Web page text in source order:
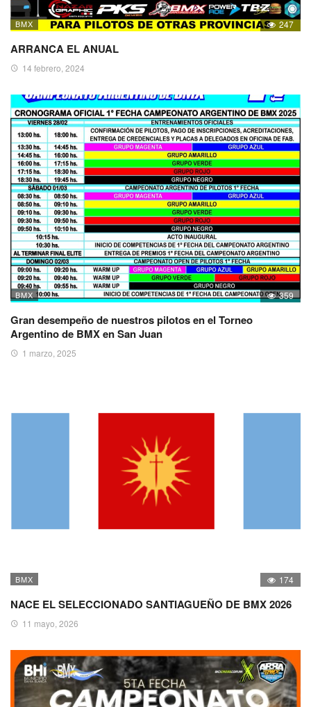
BMX 247
ARRANCA EL ANUAL
14 febrero, 2024
BMX 359
Gran desempeño de nuestros pilotos en el Torneo
Argentino de BMX en San Juan
1 marzo, 2025
BMX 174
NACE EL SELECCIONADO SANTIAGUEÑO DE BMX 2026
11 mayo, 2026